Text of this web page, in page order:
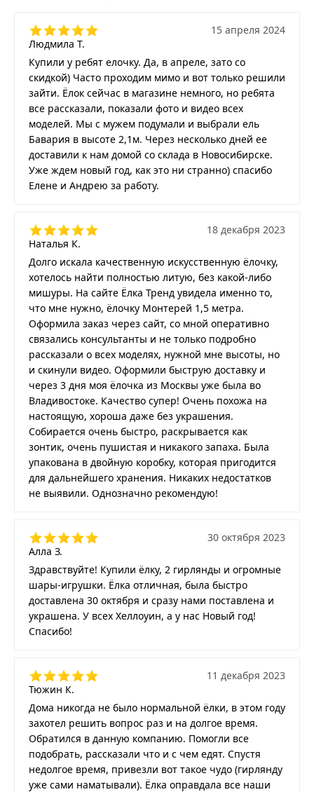
Людмила Т.
15 апреля 2024
Купили у ребят елочку. Да, в апреле, зато со
скидкой) Часто проходим мимо и вот только решили
зайти. Ёлок сейчас в магазине немного, но ребята
все рассказали, показали фото и видео всех
моделей. Мы с мужем подумали и выбрали ель
Бавария в высоте 2,1м. Через несколько дней ее
доставили к нам домой со склада в Новосибирске.
Уже ждем новый год, как это ни странно) спасибо
Елене и Андрею за работу.
Наталья К.
18 декабря 2023
Долго искала качественную искусственную ёлочку,
хотелось найти полностью литую, без какой-либо
мишуры. На сайте Ёлка Тренд увидела именно то,
что мне нужно, ёлочку Монтерей 1,5 метра.
Оформила заказ через сайт, со мной оперативно
связались консультанты и не только подробно
рассказали о всех моделях, нужной мне высоты, но
и скинули видео. Оформили быструю доставку и
через 3 дня моя ёлочка из Москвы уже была во
Владивостоке. Качество супер! Очень похожа на
настоящую, хороша даже без украшения.
Собирается очень быстро, раскрывается как
зонтик, очень пушистая и никакого запаха. Была
упакована в двойную коробку, которая пригодится
для дальнейшего хранения. Никаких недостатков
не выявили. Однозначно рекомендую!
Алла З.
30 октября 2023
Здравствуйте! Купили ёлку, 2 гирлянды и огромные
шары-игрушки. Ёлка отличная, была быстро
доставлена 30 октября и сразу нами поставлена и
украшена. У всех Хеллоуин, а у нас Новый год!
Спасибо!
Тюжин К.
11 декабря 2023
Дома никогда не было нормальной ёлки, в этом году
захотел решить вопрос раз и на долгое время.
Обратился в данную компанию. Помогли все
подобрать, рассказали что и с чем едят. Спустя
недолгое время, привезли вот такое чудо (гирлянду
уже сами наматывали). Ёлка оправдала все наши